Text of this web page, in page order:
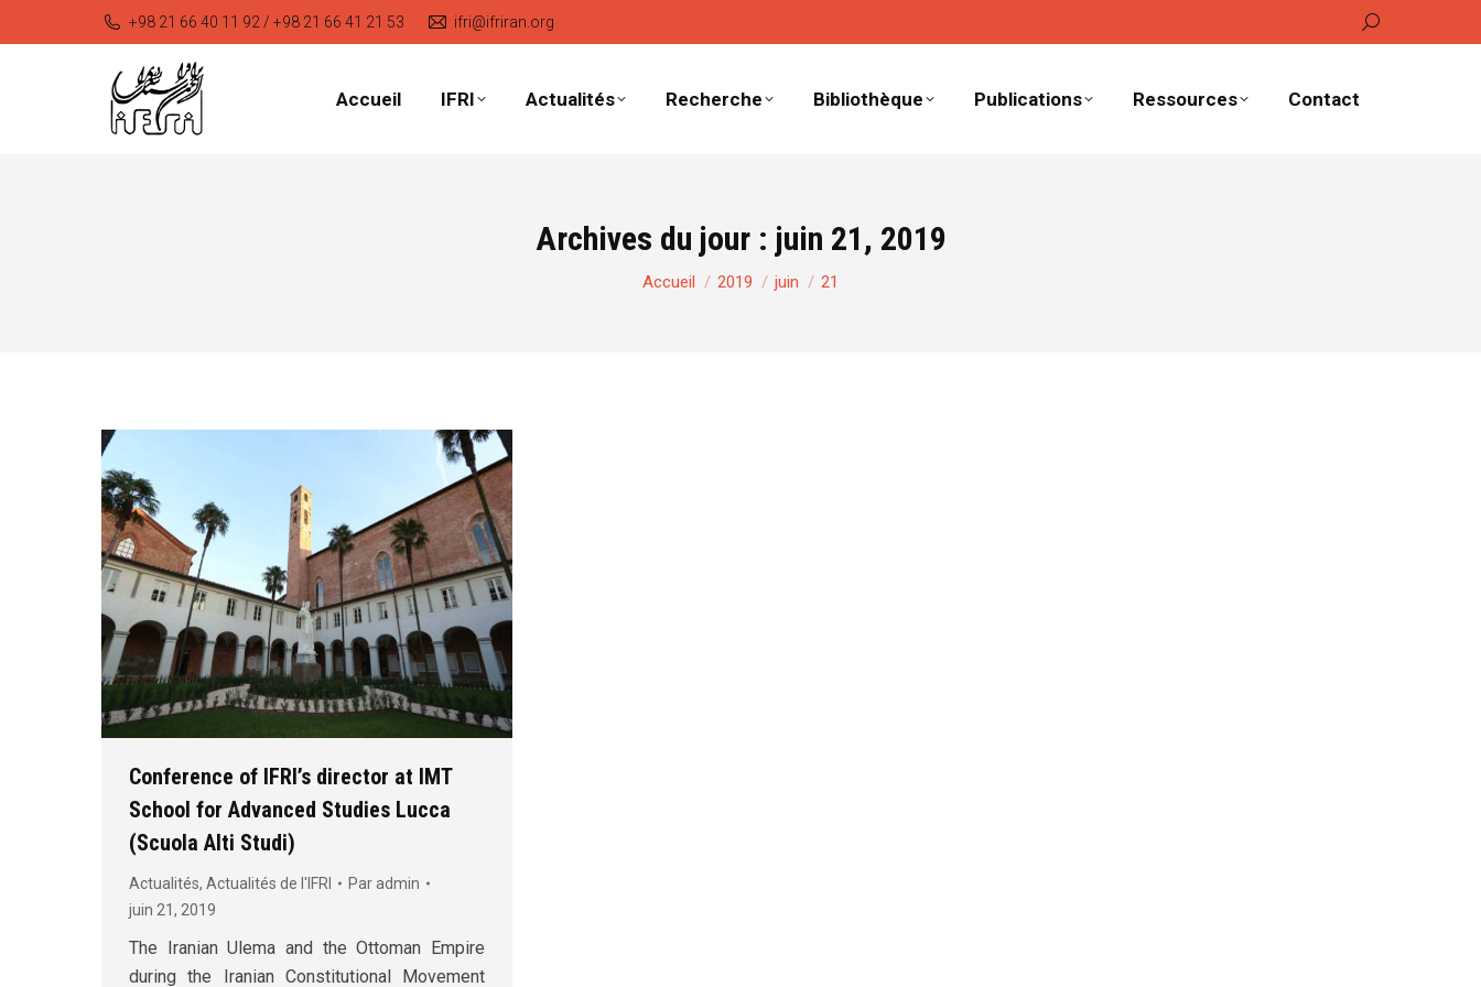
+98 21 66 40 11 92 / +98 21 66 41 21 53 ifri@ifriran.org
Recherche
:
Accueil IFRI Actualités Recherche Bibliothèque Publications Ressources Contact
Archives du jour : juin 21, 2019
Vous êtes ici :
Accueil 2019 juin 21
Conference of IFRI’s director at IMT
School for Advanced Studies Lucca
(Scuola Alti Studi)
Actualités, Actualités de l'IFRI Par admin
juin 21, 2019
The Iranian Ulema and the Ottoman Empire
during the Iranian Constitutional Movement